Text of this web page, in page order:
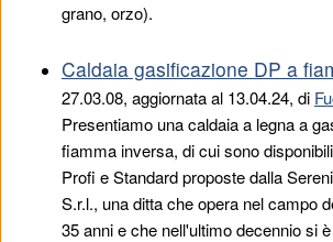
grano, orzo).
Caldaia gasificazione DP a
27.03.08, aggiornata al 13.04.24, di
Presentiamo una caldaia a legna a
fiamma inversa, di cui sono
Profi e Standard proposte dalla
S.r.l., una ditta che opera nel campo
35 anni e che nell'ultimo decennio si